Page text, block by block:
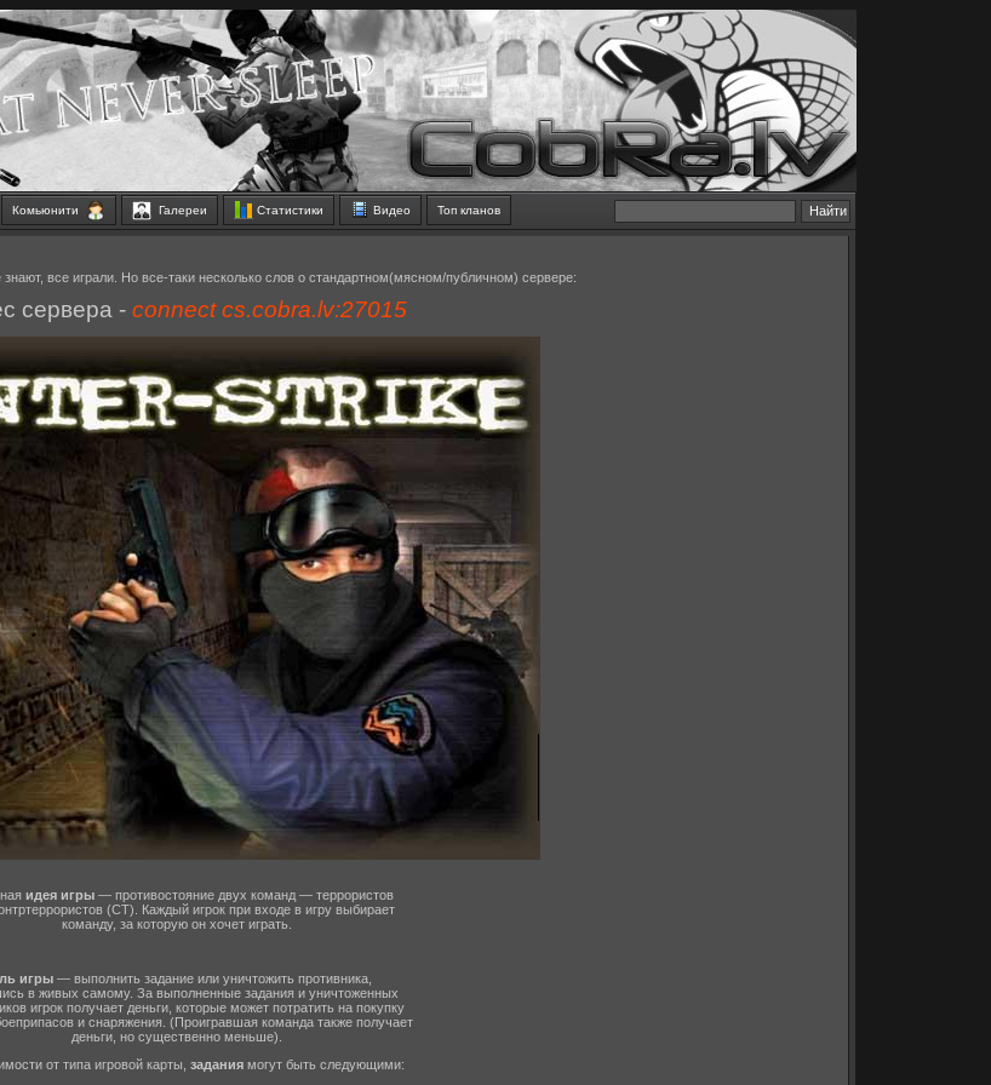
Комьюнити Галереи Статистики Видео Топ кланов
все играли. Но все-таки несколько слов о стандартном(мясном/публичном) сервере:
сервера - connect cs.cobra.lv:27015
идея игры — противостояние двух команд — террористов
(CT). Каждый игрок при входе в игру выбирает
команду, за которую он хочет играть.
игры — выполнить задание или уничтожить противника,
в живых самому. За выполненные задания и уничтоженных
игрок получает деньги, которые может потратить на покупку
и снаряжения. (Проигравшая команда также получает
деньги, но существенно меньше).
от типа игровой карты, заданиямогут быть следующими: